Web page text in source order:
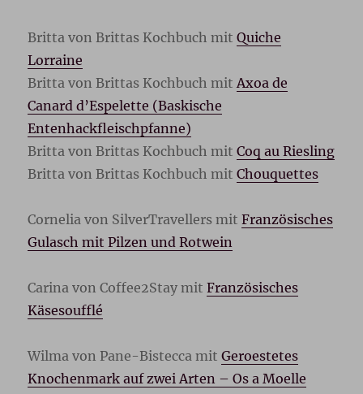
Britta von Brittas Kochbuch mitQuiche
Lorraine
Britta von Brittas Kochbuch mit Axoa de
Canard d’Espelette (Baskische
Entenhackfleischpfanne)
Britta von Brittas Kochbuch mitCoq au Riesling
Britta von Brittas Kochbuch mitChouquettes
Cornelia von SilverTravellers mitFranzösisches
Gulasch mit Pilzen und Rotwein
Carina von Coffee2Stay mitFranzösisches
Käsesoufflé
Wilma von Pane-Bistecca mitGeroestetes
Knochenmark auf zwei Arten – Os a Moelle